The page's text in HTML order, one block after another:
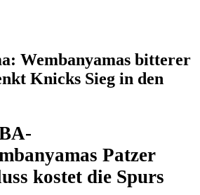
Wembanyamas bitterer
Knicks Sieg in den
Patzer
kostet die Spurs